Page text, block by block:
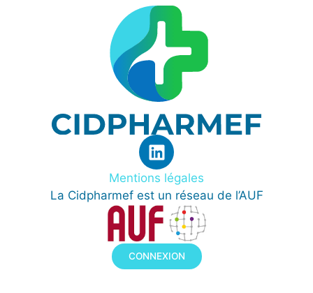
Mentions légales
La Cidpharmef est un réseau de l’AUF
CONNEXION